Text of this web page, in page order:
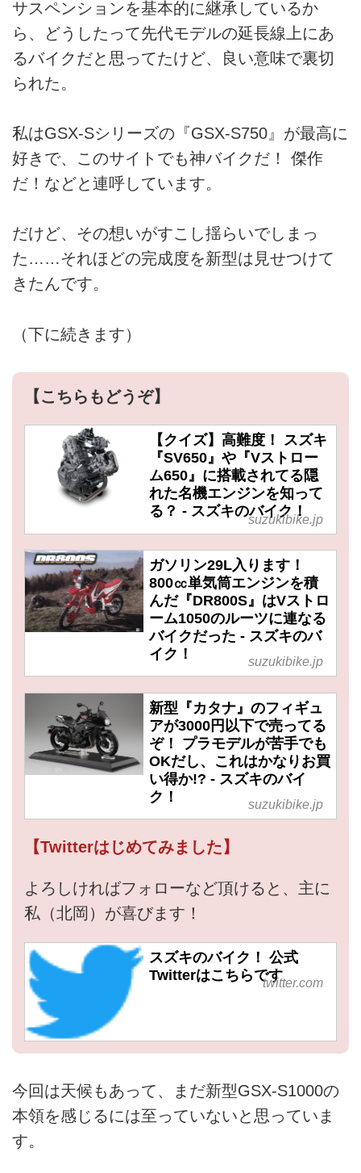
サスペンションを基本的に継承しているか
ら、どうしたって先代モデルの延長線上にあ
るバイクだと思ってたけど、良い意味で裏切
られた。
私はGSX-Sシリーズの『GSX-S750』が最高に
好きで、このサイトでも神バイクだ！ 傑作
だ！などと連呼しています。
だけど、その想いがすこし揺らいでしまっ
た……それほどの完成度を新型は見せつけて
きたんです。
（下に続きます）
【こちらもどうぞ】
【クイズ】高難度！ スズキ
『SV650』や『Vストロー
ム650』に搭載されてる隠
れた名機エンジンを知って
る？ - スズキのバイク！
suzukibike.jp
ガソリン29L入ります！
800㏄単気筒エンジンを積
んだ『DR800S』はVストロ
ーム1050のルーツに連なる
バイクだった - スズキのバ
イク！
suzukibike.jp
新型『カタナ』のフィギュ
アが3000円以下で売ってる
ぞ！ プラモデルが苦手でも
OKだし、これはかなりお買
い得か!? - スズキのバイ
ク！
suzukibike.jp
【Twitterはじめてみました】
よろしければフォローなど頂けると、主に
私（北岡）が喜びます！
スズキのバイク！ 公式
Twitterはこちらですtwitter.com
今回は天候もあって、まだ新型GSX-S1000の
本領を感じるには至っていないと思っていま
す。